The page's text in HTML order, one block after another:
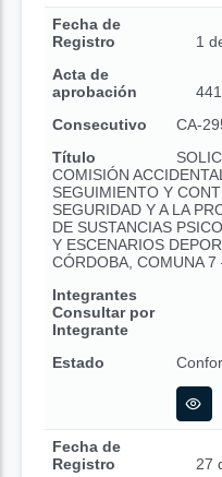
Fecha de
Registro
1
Acta de
aprobación
Consecutivo
CA-
Título
COMISIÓN
SEGUIMIENTO Y
SEGURIDAD Y A LA
DE SUSTANCIAS
Y ESCENARIOS
CÓRDOBA, COMUNA 7
Integrantes
Consultar por
Integrante
Estado
Fecha de
Registro
27